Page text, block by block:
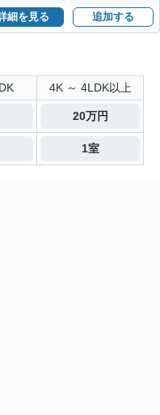
細を見る 追加する
4K ～ 4LDK以上
20万円
1室